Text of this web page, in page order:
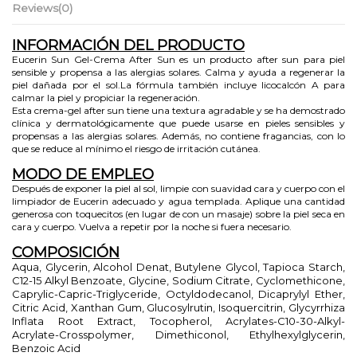
Reviews(0)
INFORMACIÓN DEL PRODUCTO
Eucerin Sun Gel-Crema After Sun es un producto after sun para piel
sensible y propensa a las alergias solares. Calma y ayuda a regenerar la
piel dañada por el sol.La fórmula también incluye licocalcón A para
calmar la piel y propiciar la regeneración.
Esta crema-gel after sun tiene una textura agradable y se ha demostrado
clínica y dermatológicamente que puede usarse en pieles sensibles y
propensas a las alergias solares. Además, no contiene fragancias, con lo
que se reduce al mínimo el riesgo de irritación cutánea.
MODO DE EMPLEO
Después de exponer la piel al sol, limpie con suavidad cara y cuerpo con el
limpiador de Eucerin adecuado y agua templada. Aplique una cantidad
generosa con toquecitos (en lugar de con un masaje) sobre la piel seca en
cara y cuerpo. Vuelva a repetir por la noche si fuera necesario.
COMPOSICIÓN
Aqua, Glycerin, Alcohol Denat, Butylene Glycol, Tapioca Starch,
C12-15 Alkyl Benzoate, Glycine, Sodium Citrate, Cyclomethicone,
Caprylic-Capric-Triglyceride, Octyldodecanol, Dicaprylyl Ether,
Citric Acid, Xanthan Gum, Glucosylrutin, Isoquercitrin, Glycyrrhiza
Inflata Root Extract, Tocopherol, Acrylates-C10-30-Alkyl-
Acrylate-Crosspolymer, Dimethiconol, Ethylhexylglycerin,
Benzoic Acid